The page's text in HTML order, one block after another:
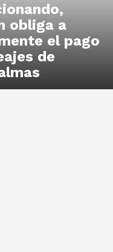
obliga a
el pago
de